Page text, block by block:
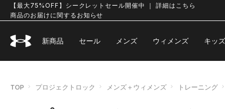
【最大75%OFF】シークレットセール開催中 ｜ 詳細はこちら
商品のお届けに関するお知らせ
新商品 セール メンズ ウィメンズ キッズ
TOP プロジェクトロック メンズ＋ウィメンズ トレーニング